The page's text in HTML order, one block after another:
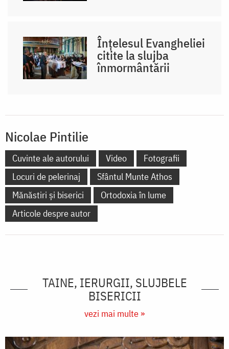
Înțelesul Evangheliei
citite la slujba
înmormântării
Nicolae Pintilie
Cuvinte ale autorului Video
Fotografii
Locuri de pelerinaj
Sfântul Munte Athos
Mănăstiri și biserici
Ortodoxia în lume
Articole despre autor
TAINE, IERURGII, SLUJBELE
BISERICII
vezi mai multe »